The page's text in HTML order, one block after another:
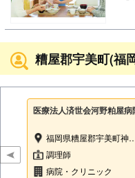
糟屋郡宇美町(福
医療法人済世会河野粕屋病
福岡県糟屋郡宇
調理師
病院・クリニック